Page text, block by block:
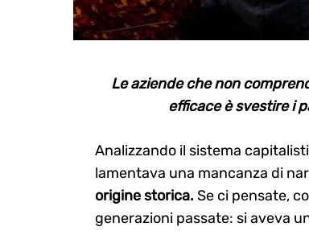
Le aziende che non
efficace è svestire i
Analizzando il sistema
lamentava una mancanza di
origine storica.Se ci pensate,
generazioni passate: si aveva